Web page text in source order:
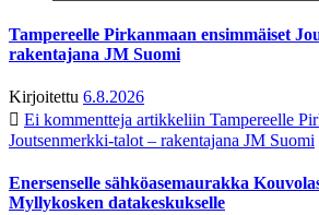
Tampereelle Pirkanmaan ensimmäiset
rakentajana JM Suomi
Kirjoitettu 6.8.2026
Ei kommentteja artikkeliin Tampereelle
Joutsenmerkki-talot – rakentajana JM Suomi
Enersenselle sähköasemaurakka
Myllykosken datakeskukselle